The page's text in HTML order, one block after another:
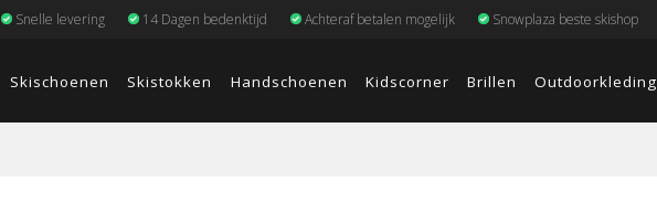
Snelle levering 14 Dagen bedenktijd Achteraf betalen mogelijk Snowplaza beste skishop
Skischoenen Skistokken Handschoenen Kidscorner Brillen Outdoorkleding